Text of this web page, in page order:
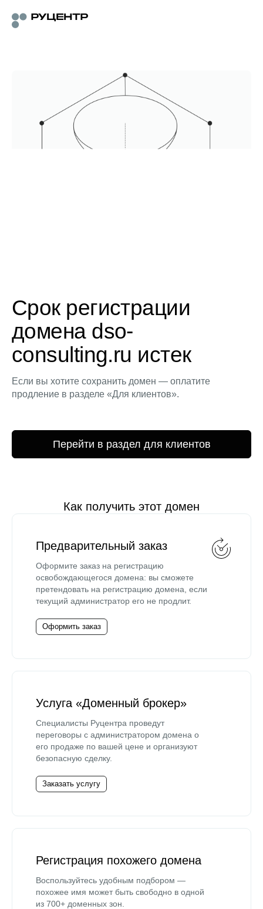
Срок регистрации
домена dso-
consulting.ru истек
Если вы хотите сохранить домен — оплатите
продление в разделе «Для клиентов».
Перейти в раздел для клиентов
Как получить этот домен
Предварительный заказ
Оформите заказ на регистрацию
освобождающегося домена: вы сможете
претендовать на регистрацию домена, если
текущий администратор его не продлит.
Оформить заказ
Услуга «Доменный брокер»
Специалисты Руцентра проведут
переговоры с администратором домена о
его продаже по вашей цене и организуют
безопасную сделку.
Заказать услугу
Регистрация похожего домена
Воспользуйтесь удобным подбором —
похожее имя может быть свободно в одной
из 700+ доменных зон.